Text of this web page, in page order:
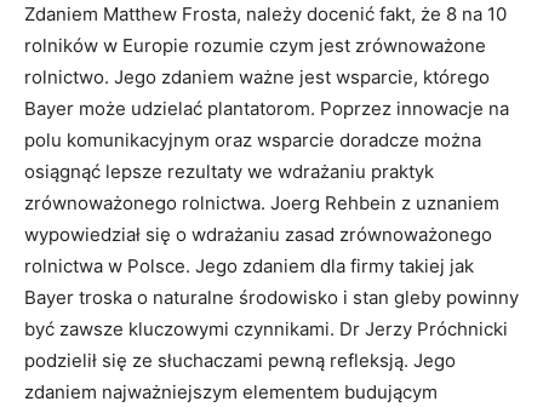
Zdaniem Matthew Frosta, należy docenić fakt, że 8 na 10
rolników w Europie rozumie czym jest zrównoważone
rolnictwo. Jego zdaniem ważne jest wsparcie, którego
Bayer może udzielać plantatorom. Poprzez innowacje na
polu komunikacyjnym oraz wsparcie doradcze można
osiągnąć lepsze rezultaty we wdrażaniu praktyk
zrównoważonego rolnictwa. Joerg Rehbein z uznaniem
wypowiedział się o wdrażaniu zasad zrównoważonego
rolnictwa w Polsce. Jego zdaniem dla firmy takiej jak
Bayer troska o naturalne środowisko i stan gleby powinny
być zawsze kluczowymi czynnikami. Dr Jerzy Próchnicki
podzielił się ze słuchaczami pewną refleksją. Jego
zdaniem najważniejszym elementem budującym